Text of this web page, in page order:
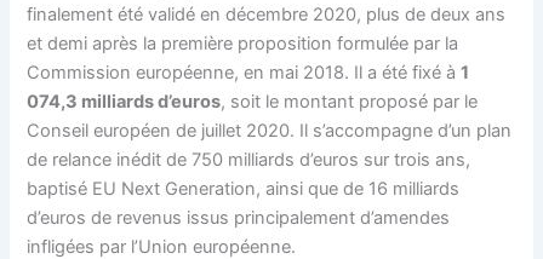
finalement été validé en décembre 2020, plus de deux ans
et demi après la première proposition formulée par la
Commission européenne, en mai 2018. Il a été fixé à1
074,3 milliards d’euros, soit le montant proposé par le
Conseil européen de juillet 2020. Il s’accompagne d’un plan
de relance inédit de 750 milliards d’euros sur trois ans,
baptisé EU Next Generation, ainsi que de 16 milliards
d’euros de revenus issus principalement d’amendes
infligées par l’Union européenne.